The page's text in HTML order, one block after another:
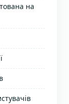
на